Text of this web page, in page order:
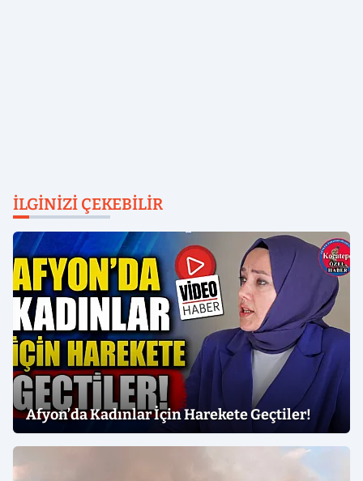
İLGINIZI ÇEKEBILIR
Afyon’da Kadınlar İçin Harekete Geçtiler!